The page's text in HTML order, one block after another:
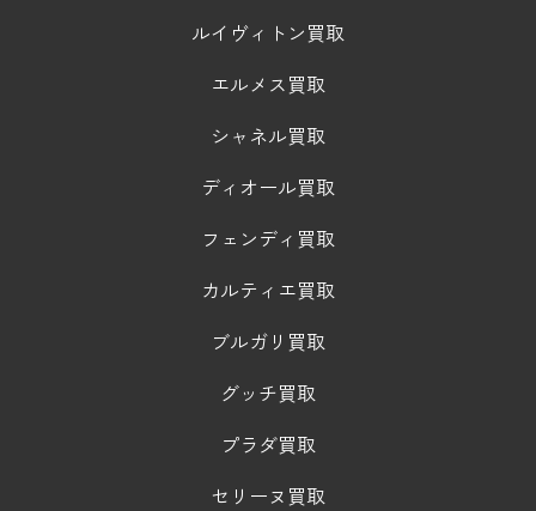
ルイヴィトン買取
エルメス買取
シャネル買取
ディオール買取
フェンディ買取
カルティエ買取
ブルガリ買取
グッチ買取
プラダ買取
セリーヌ買取